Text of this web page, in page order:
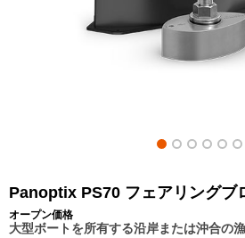
Panoptix PS70 フェアリングブ
オープン価格
大型ボートを所有する沿岸または沖合の